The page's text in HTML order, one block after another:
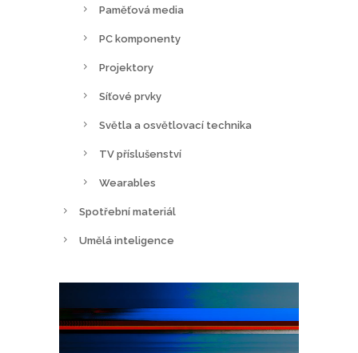
Paměťová media
PC komponenty
Projektory
Síťové prvky
Světla a osvětlovací technika
TV příslušenství
Wearables
Spotřební materiál
Umělá inteligence